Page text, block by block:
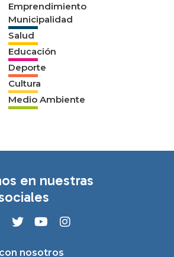
Emprendimiento
Municipalidad
Salud
Educación
Deporte
Cultura
Medio Ambiente
en nuestras
nosotros